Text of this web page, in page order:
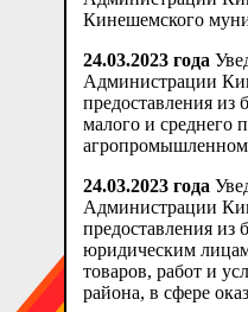
Кинешемского
24.03.2023 года
Администрации
предоставления
малого и среднего
24.03.2023 года
Администрации
предоставления
юридическим
товаров, работ и
района, в сфере